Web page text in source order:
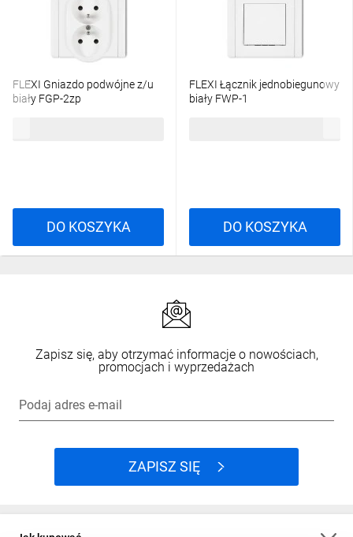
FLEXI Gniazdo podwójne z/u
biały FGP-2zp
DO KOSZYKA
FLEXI Łącznik jednobiegunowy
biały FWP-1
DO KOSZYKA
Zapisz się, aby otrzymać informacje o nowościach,
promocjach i wyprzedażach
Podaj adres e-mail
ZAPISZ SIĘ